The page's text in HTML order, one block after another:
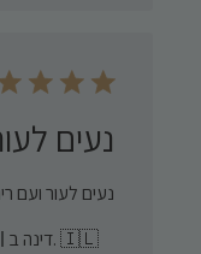
נעים
נעים לעור ועם
דינה ב. 🇮🇱